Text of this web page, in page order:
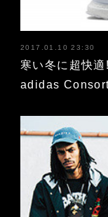
2017.01.10 23:30
寒い冬に超快
adidas